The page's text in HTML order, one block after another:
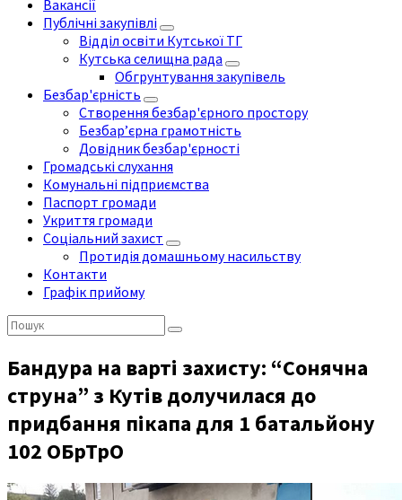
Вакансії
Публічні закупівлі
Відділ освіти Кутської ТГ
Кутська селищна рада
Обгрунтування закупівель
Безбар'єрність
Створення безбар'єрного простору
Безбар’єрна грамотність
Довідник безбар'єрності
Громадські слухання
Комунальні підприємства
Паспорт громади
Укриття громади
Соціальний захист
Протидія домашньому насильству
Контакти
Графік прийому
Пошук:
Бандура на варті захисту: “Сонячна
струна” з Кутів долучилася до
придбання пікапа для 1 батальйону
102 ОБрТрО